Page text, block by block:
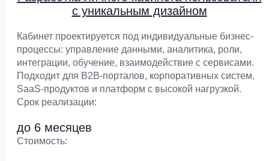
с уникальным дизайном
Кабинет проектируется под индивидуальные бизнес-
процессы: управление данными, аналитика, роли,
интеграции, обучение, взаимодействие с сервисами.
Подходит для B2B-порталов, корпоративных систем,
SaaS-продуктов и платформ с высокой нагрузкой.
Срок реализации:
до 6 месяцев
Cтоимость: